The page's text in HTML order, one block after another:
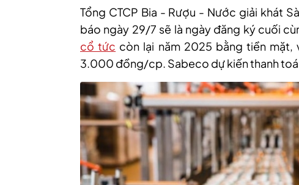
Tổng CTCP Bia - Rượu - Nước giải khát
báo ngày 29/7 sẽ là ngày đăng ký cuối
cổ tức còn lại năm 2025 bằng tiền
3.000 đồng/cp. Sabeco dự kiến thanh